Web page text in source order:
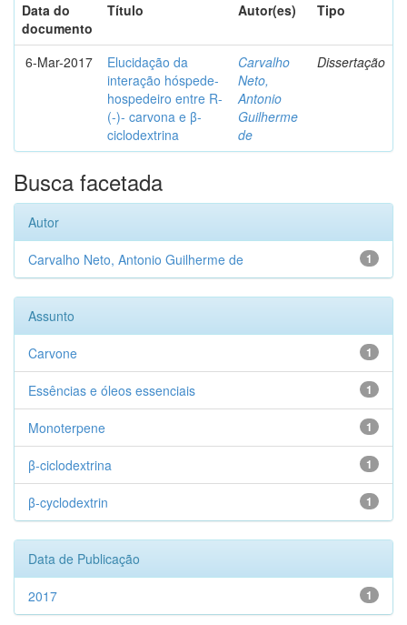
Data do
documento
Título Autor(es) Tipo
6-Mar-2017
Elucidação da
interação hóspede-
hospedeiro entre R-
(-)- carvona e β-
ciclodextrina
Carvalho
Neto,
Antonio
Guilherme
de
Dissertação
Busca facetada
Autor
1
Carvalho Neto, Antonio Guilherme de
Assunto
1
Carvone
1
Essências e óleos essenciais
1
Monoterpene
1
β-ciclodextrina
1
β-cyclodextrin
Data de Publicação
1
2017